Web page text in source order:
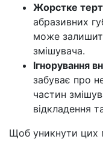
Жорстке
абразивних
може
змішувача.
Ігнорування
забуває про
частин
відкладення
Щоб уникнути цих